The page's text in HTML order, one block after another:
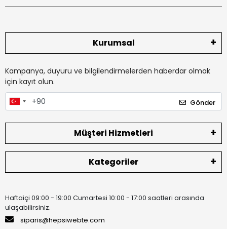
Kurumsal
Kampanya, duyuru ve bilgilendirmelerden haberdar olmak
için kayıt olun.
Gönder
Müşteri Hizmetleri
Kategoriler
Haftaiçi 09:00 - 19:00 Cumartesi 10:00 - 17:00 saatleri arasında
ulaşabilirsiniz.
siparis@hepsiwebte.com